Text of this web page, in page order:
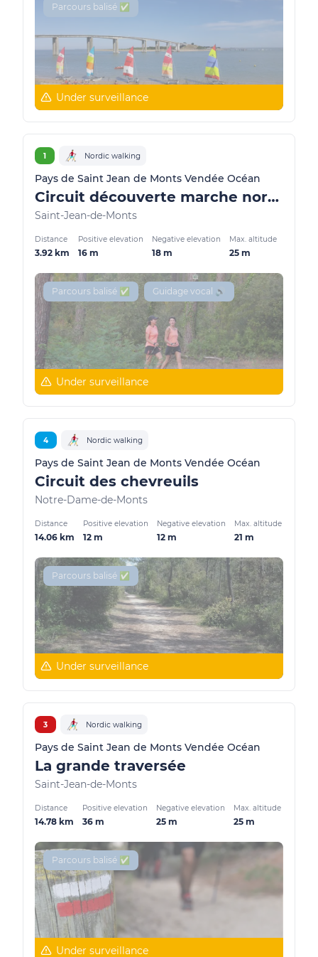
Parcours balisé ✅
Under surveillance
1 Nordic walking
Pays de Saint Jean de Monts Vendée Océan
Circuit découverte marche nordique
Saint-Jean-de-Monts
Distance
3.92 km
Positive elevation
16 m
Negative elevation
18 m
Max. altitude
25 m
Parcours balisé ✅ Guidage vocal 🔊
Under surveillance
4 Nordic walking
Pays de Saint Jean de Monts Vendée Océan
Circuit des chevreuils
Notre-Dame-de-Monts
Distance
14.06 km
Positive elevation
12 m
Negative elevation
12 m
Max. altitude
21 m
Parcours balisé ✅
Under surveillance
3 Nordic walking
Pays de Saint Jean de Monts Vendée Océan
La grande traversée
Saint-Jean-de-Monts
Distance
14.78 km
Positive elevation
36 m
Negative elevation
25 m
Max. altitude
25 m
Parcours balisé ✅
Under surveillance